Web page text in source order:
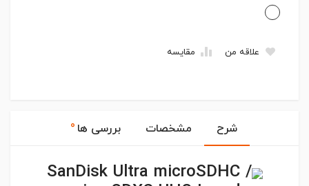
علاقه من مقایسه
شرح مشخصات بررسی ها ۰
SanDisk Ultra microSDHC /